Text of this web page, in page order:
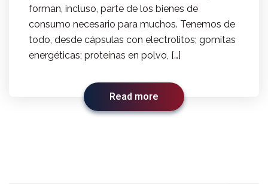
forman, incluso, parte de los bienes de
consumo necesario para muchos. Tenemos de
todo, desde cápsulas con electrolitos; gomitas
energéticas; proteínas en polvo, […]
Read more